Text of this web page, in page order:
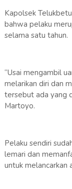
Kapolsek
bahwa pelaku
selama satu tahun.
“Usai mengambil
melarikan diri dan
tersebut ada yang
Martoyo.
Pelaku sendiri
lemari dan
untuk melancarkan